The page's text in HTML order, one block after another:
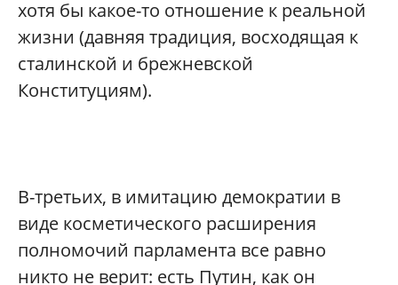
хотя бы какое-то отношение к реальной
жизни (давняя традиция, восходящая к
сталинской и брежневской
Конституциям).
В-третьих, в имитацию демократии в
виде косметического расширения
полномочий парламента все равно
никто не верит: есть Путин, как он